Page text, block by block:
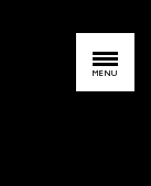
MENU